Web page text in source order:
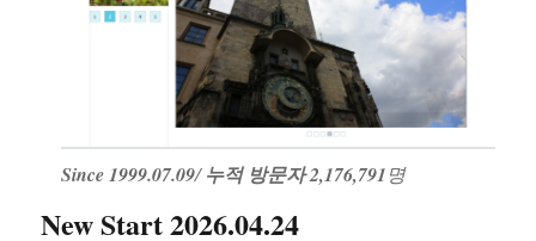
Since 1999.07.09/누적 방문자 2,176,791명
New Start 2026.04.24